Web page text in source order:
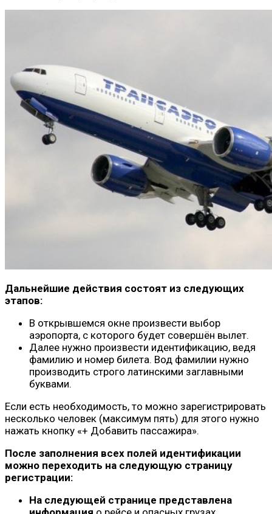
Дальнейшие действия состоят из следующих
этапов:
В открывшемся окне произвести выбор
аэропорта, с которого будет совершён вылет.
Далее нужно произвести идентификацию, ведя
фамилию и номер билета. Вод фамилии нужно
производить строго латинскими заглавными
буквами.
Если есть необходимость, то можно зарегистрировать
несколько человек (максимум пять) для этого нужно
нажать кнопку «+ Добавить пассажира».
После заполнения всех полей идентификации
можно переходить на следующую страницу
регистрации:
На следующей странице представлена